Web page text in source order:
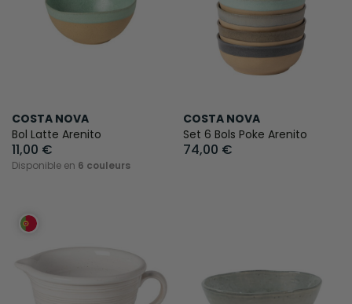
COSTA NOVA
Bol Latte Arenito
11,00 €
Disponible en 6 couleurs
COSTA NOVA
Set 6 Bols Poke Arenito
74,00 €